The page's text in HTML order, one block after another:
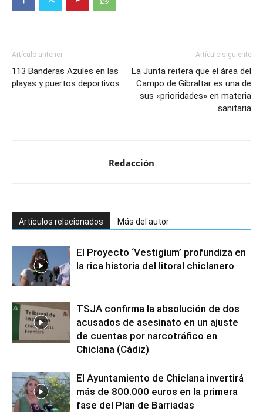
Artículo anterior
113 Banderas Azules en las
playas y puertos deportivos
Artículo siguiente
La Junta reitera que el área del
Campo de Gibraltar es una de
sus «prioridades» en materia
sanitaria
Redacción
Artículos relacionados Más del autor
El Proyecto ‘Vestigium’ profundiza en
la rica historia del litoral chiclanero
TSJA confirma la absolución de dos
acusados de asesinato en un ajuste
de cuentas por narcotráfico en
Chiclana (Cádiz)
El Ayuntamiento de Chiclana invertirá
más de 800.000 euros en la primera
fase del Plan de Barriadas